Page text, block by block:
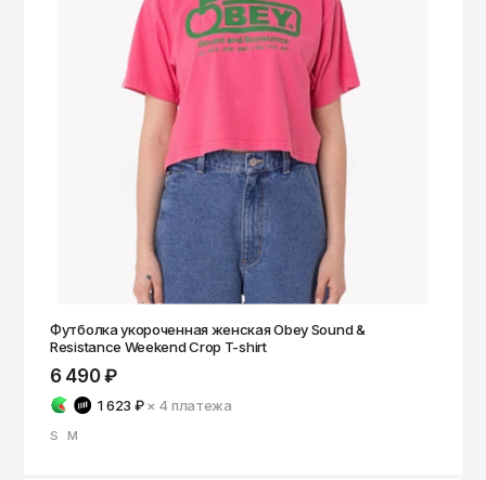
Футболка укороченная женская Obey Sound &
Resistance Weekend Crop T-shirt
6 490 ₽
1 623 ₽ × 4платежа
S M